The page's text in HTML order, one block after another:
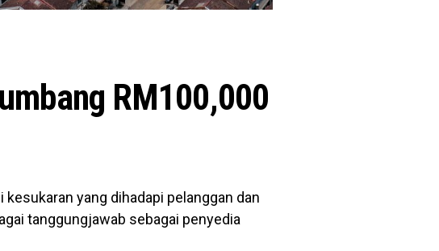
RM100,000
yang dihadapi pelanggan dan
tanggungjawab sebagai penyedia